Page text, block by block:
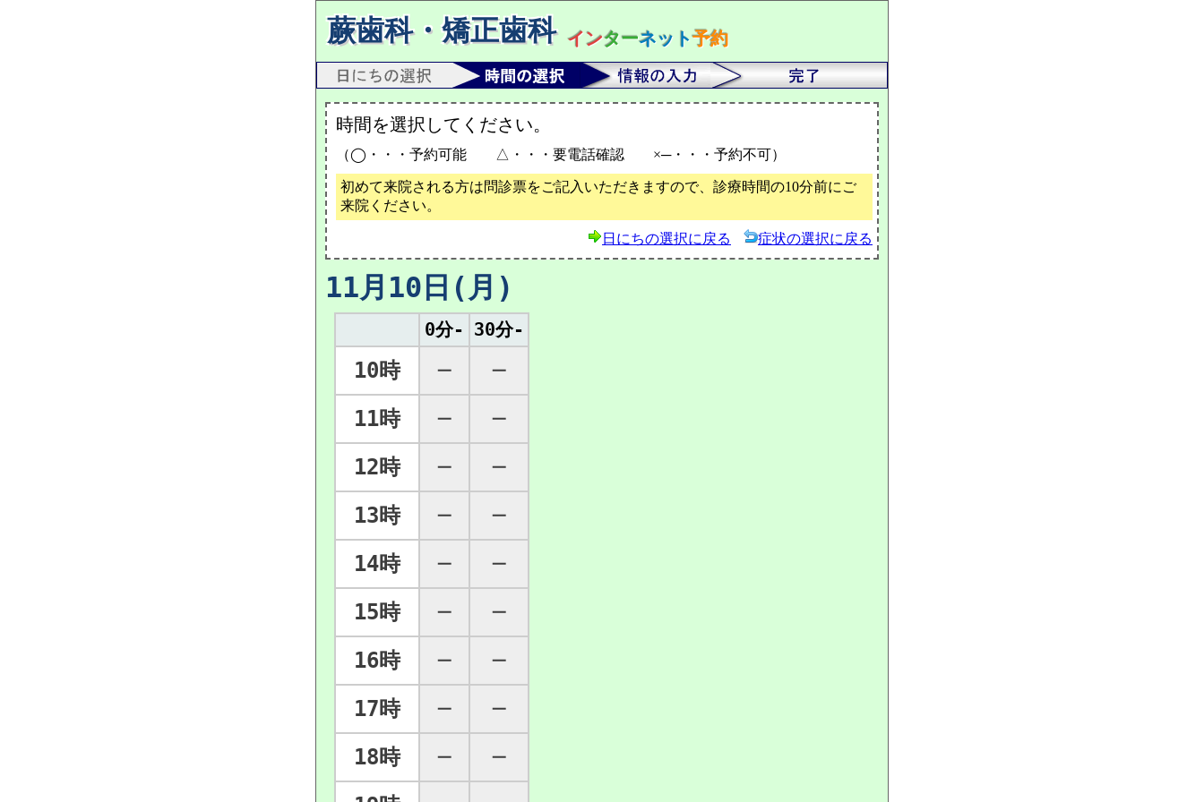
蕨歯科・矯正歯科 インターネット予約
時間を選択してください。
（◯・・・予約可能 △・・・要電話確認 ×─・・・予約不可）
初めて来院される方は問診票をご記入いただきますので、診療時間の10分前にご
来院ください。
日にちの選択に戻る 症状の選択に戻る
11月10日(月)
0分- 30分-
10時 ─
─
11時
─
─
12時
─
─
13時
─
─
14時
─
─
15時
─
─
16時
─
─
17時
─
─
18時
─
─